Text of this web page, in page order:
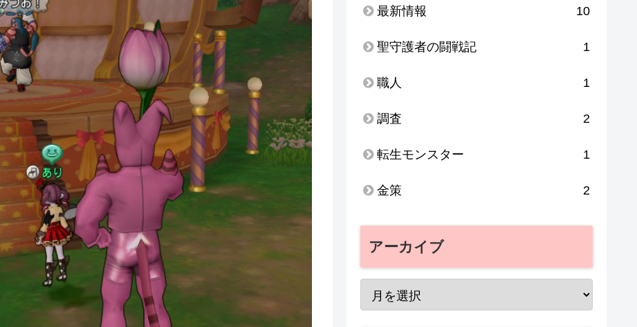
最新情報 10
聖守護者の闘戦記 1
職人 1
調査 2
転生モンスター 1
金策 2
アーカイブ